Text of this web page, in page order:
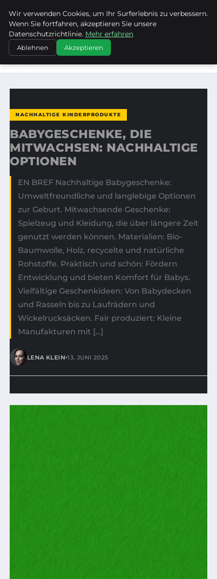
FRAUSUVI.DE
STARTSEITE
NACHHALTIGE KINDERPRODUKTE
BABYGESCHENKE, DIE MITWACHSEN: NACHHALTIGE
NACHHALTIGE KINDERPRODUKTE
BABYGESCHENKE, DIE
MITWACHSEN: NACHHALTIGE
OPTIONEN
EN BREF Nachhaltige Babygeschenke:
Umweltfreundliche und langlebige Optionen
zur Geburt. Mitwachsende Geschenke:
Spielzeug und Kleidung, die über längere Zeit
genutzt werden können. Materialien: Bio-
Baumwolle, Holz, recycelte und natürliche
Rohstoffe. Praktisch und schön: Fördern
Entwicklung und bieten Komfort für Babys.
Vielfältige Geschenkideen: Von Babydecken
und Rasseln bis zu Laufrädern und
Wickelrucksäcken. Fair produziert: Kleine
Manufakturen mit […]
LENA KLEIN•13. JUNI 2025
Wir verwenden Cookies, um Ihr Surferlebnis zu verbessern.
Wenn Sie fortfahren, akzeptieren Sie unsere
Datenschutzrichtlinie. Mehr erfahren
Ablehnen Akzeptieren